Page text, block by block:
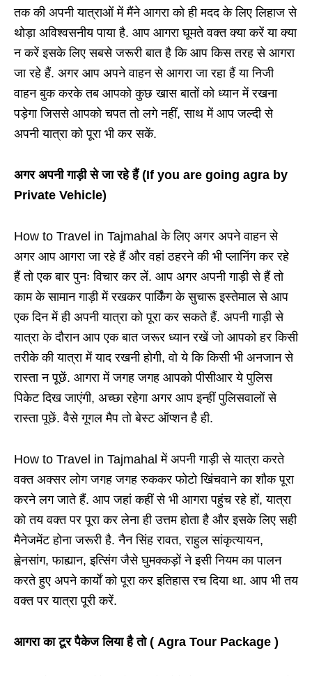
तक की अपनी यात्राओं में मैंने आगरा को ही मदद के लिए लिहाज से
थोड़ा अविश्वसनीय पाया है. आप आगरा घूमते वक्त क्या करें या क्या
न करें इसके लिए सबसे जरूरी बात है कि आप किस तरह से आगरा
जा रहे हैं. अगर आप अपने वाहन से आगरा जा रहा हैं या निजी
वाहन बुक करके तब आपको कुछ खास बातों को ध्यान में रखना
पड़ेगा जिससे आपको चपत तो लगे नहीं, साथ में आप जल्दी से
अपनी यात्रा को पूरा भी कर सकें.
अगर अपनी गाड़ी से जा रहे हैं (If you are going agra by
Private Vehicle)
How to Travel in Tajmahal के लिए अगर अपने वाहन से
अगर आप आगरा जा रहे हैं और वहां ठहरने की भी प्लानिंग कर रहे
हैं तो एक बार पुनः विचार कर लें. आप अगर अपनी गाड़ी से हैं तो
काम के सामान गाड़ी में रखकर पार्किंग के सुचारू इस्तेमाल से आप
एक दिन में ही अपनी यात्रा को पूरा कर सकते हैं. अपनी गाड़ी से
यात्रा के दौरान आप एक बात जरूर ध्यान रखें जो आपको हर किसी
तरीके की यात्रा में याद रखनी होगी, वो ये कि किसी भी अनजान से
रास्ता न पूछें. आगरा में जगह जगह आपको पीसीआर ये पुलिस
पिकेट दिख जाएंगी, अच्छा रहेगा अगर आप इन्हीं पुलिसवालों से
रास्ता पूछें. वैसे गूगल मैप तो बेस्ट ऑप्शन है ही.
How to Travel in Tajmahal में अपनी गाड़ी से यात्रा करते
वक्त अक्सर लोग जगह जगह रुककर फोटो खिंचवाने का शौक पूरा
करने लग जाते हैं. आप जहां कहीं से भी आगरा पहुंच रहे हों, यात्रा
को तय वक्त पर पूरा कर लेना ही उत्तम होता है और इसके लिए सही
मैनेजमेंट होना जरूरी है. नैन सिंह रावत, राहुल सांकृत्यायन,
ह्वेनसांग, फाह्यान, इत्सिंग जैसे घुमक्कड़ों ने इसी नियम का पालन
करते हुए अपने कार्यों को पूरा कर इतिहास रच दिया था. आप भी तय
वक्त पर यात्रा पूरी करें.
आगरा का टूर पैकेज लिया है तो ( Agra Tour Package )